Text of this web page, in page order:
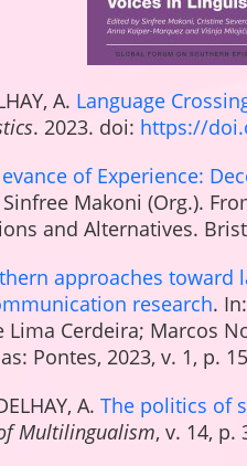
A. Language
. 2023. doi: https://
of Experience:
Makoni (Org.).
and Alternatives.
approaches toward
research.
Cerdeira; Marcos
Pontes, 2023, v. 1, p.
A. The politics of
Multilingualism, v. 14, p.